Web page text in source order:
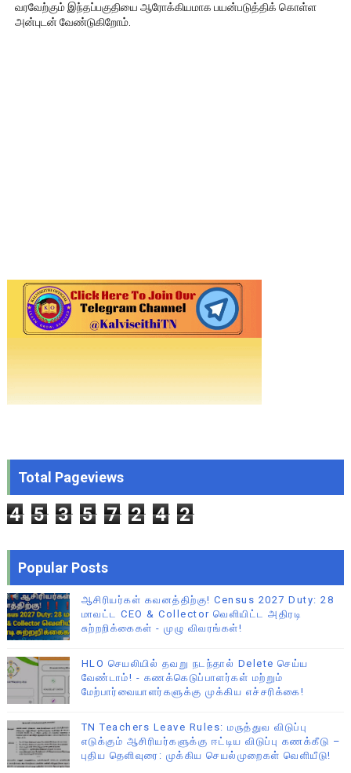
வரவேற்கும் இந்தப்பகுதியை ஆரோக்கியமாக பயன்படுத்திக் கொள்ள
அன்புடன் வேண்டுகிறோம்.
Total Pageviews
4 5 3 5 7 2 4 2
Popular Posts
ஆசிரியர்கள் கவனத்திற்கு! Census 2027 Duty: 28
மாவட்ட CEO & Collector வெளியிட்ட அதிரடி
சுற்றறிக்கைகள் - முழு விவரங்கள்!
HLO செயலியில் தவறு நடந்தால் Delete செய்ய
வேண்டாம்! - கணக்கெடுப்பாளர்கள் மற்றும்
மேற்பார்வையாளர்களுக்கு முக்கிய எச்சரிக்கை!
TN Teachers Leave Rules: மருத்துவ விடுப்பு
எடுக்கும் ஆசிரியர்களுக்கு ஈட்டிய விடுப்பு கணக்கீடு –
புதிய தெளிவுரை: முக்கிய செயல்முறைகள் வெளியீடு!